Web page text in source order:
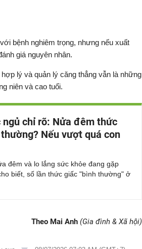
bệnh nghiêm trọng, nhưng nếu xuất
giá nguyên nhân.
lý và quản lý căng thẳng vẫn là những
niên và cao tuổi.
chỉ rõ: Nửa đêm thức
Nếu vượt quá con
đêm và lo lắng sức khỏe đang gặp
biết, số lần thức giấc "bình thường" ở
Theo Mai Anh (Gia đình & Xã hội)